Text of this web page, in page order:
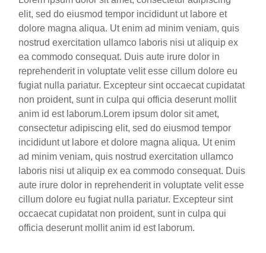
elit, sed do eiusmod tempor incididunt ut labore et
dolore magna aliqua. Ut enim ad minim veniam, quis
nostrud exercitation ullamco laboris nisi ut aliquip ex
ea commodo consequat. Duis aute irure dolor in
reprehenderit in voluptate velit esse cillum dolore eu
fugiat nulla pariatur. Excepteur sint occaecat cupidatat
non proident, sunt in culpa qui officia deserunt mollit
anim id est laborum.Lorem ipsum dolor sit amet,
consectetur adipiscing elit, sed do eiusmod tempor
incididunt ut labore et dolore magna aliqua. Ut enim
ad minim veniam, quis nostrud exercitation ullamco
laboris nisi ut aliquip ex ea commodo consequat. Duis
aute irure dolor in reprehenderit in voluptate velit esse
cillum dolore eu fugiat nulla pariatur. Excepteur sint
occaecat cupidatat non proident, sunt in culpa qui
officia deserunt mollit anim id est laborum.